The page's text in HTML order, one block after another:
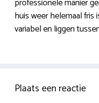
huis weer helemaal fris
variabel en liggen
Plaats een reactie